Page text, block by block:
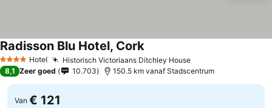
4 SterrenHotel Historisch Victoriaans Ditchley HousePrijzen bekijken
Radisson Blu Hotel, CorkPrijzen bekijken
8,1 Zeer goed 10.703 150.5 km vanaf Stadscentrum
Van € 121